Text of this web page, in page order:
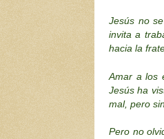
Jesús no
invita a
hacia la
Amar a los
Jesús ha
mal, pero
Pero no